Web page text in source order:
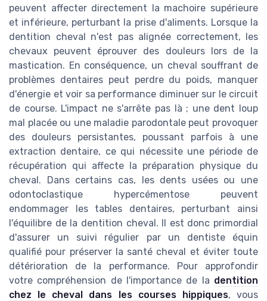
peuvent affecter directement la machoire supérieure
et inférieure, perturbant la prise d'aliments. Lorsque la
dentition cheval n'est pas alignée correctement, les
chevaux peuvent éprouver des douleurs lors de la
mastication. En conséquence, un cheval souffrant de
problèmes dentaires peut perdre du poids, manquer
d'énergie et voir sa performance diminuer sur le circuit
de course. L'impact ne s'arrête pas là ; une dent loup
mal placée ou une maladie parodontale peut provoquer
des douleurs persistantes, poussant parfois à une
extraction dentaire, ce qui nécessite une période de
récupération qui affecte la préparation physique du
cheval. Dans certains cas, les dents usées ou une
odontoclastique hypercémentose peuvent
endommager les tables dentaires, perturbant ainsi
l'équilibre de la dentition cheval. Il est donc primordial
d'assurer un suivi régulier par un dentiste équin
qualifié pour préserver la santé cheval et éviter toute
détérioration de la performance. Pour approfondir
votre compréhension de l'importance de la dentition
chez le cheval dans les courses hippiques, vous